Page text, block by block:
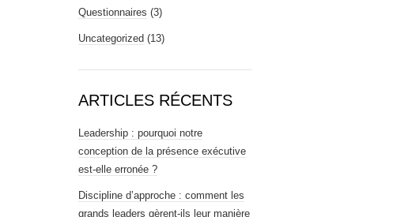
Questionnaires (3)
Uncategorized (13)
ARTICLES RÉCENTS
Leadership : pourquoi notre
conception de la présence exécutive
est-elle erronée ?
Discipline d’approche : comment les
grands leaders gèrent-ils leur manière